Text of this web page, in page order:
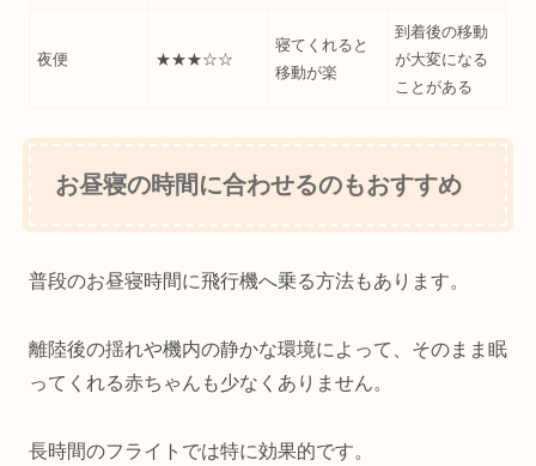
夜便 ★★★☆☆
寝てくれると
移動が楽
到着後の移動
が大変になる
ことがある
お昼寝の時間に合わせるのもおすすめ
普段のお昼寝時間に飛行機へ乗る方法もあります。
離陸後の揺れや機内の静かな環境によって、そのまま眠
ってくれる赤ちゃんも少なくありません。
長時間のフライトでは特に効果的です。